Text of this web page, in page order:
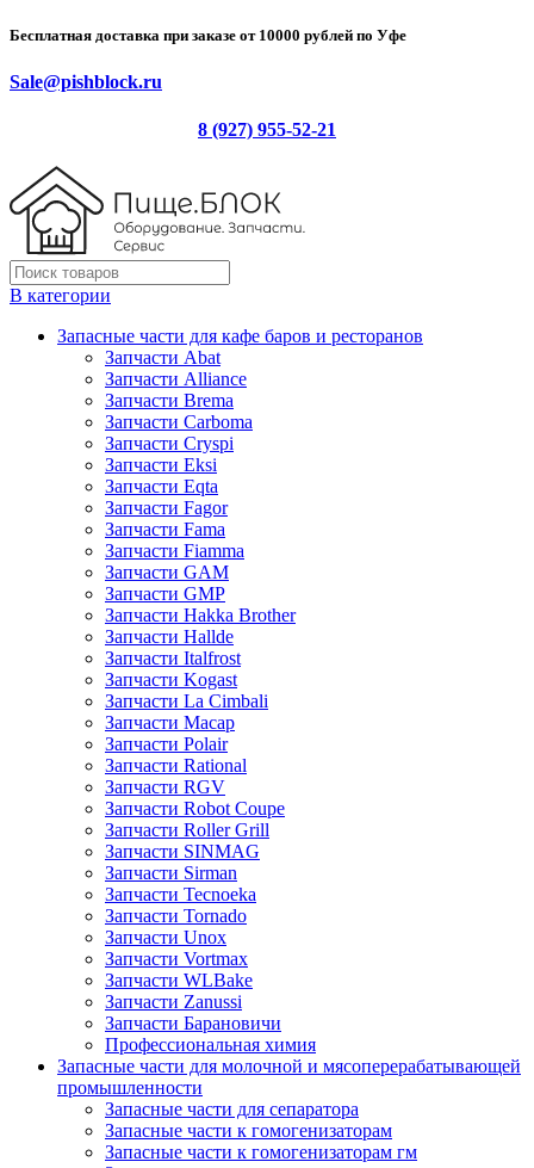
Бесплатная доставка при заказе от 10000 рублей по Уфе
Sale@pishblock.ru
8 (927) 955-52-21
В категории
Запасные части для кафе баров и ресторанов
Запчасти Abat
Запчасти Alliance
Запчасти Brema
Запчасти Carboma
Запчасти Cryspi
Запчасти Eksi
Запчасти Eqta
Запчасти Fagor
Запчасти Fama
Запчасти Fiamma
Запчасти GAM
Запчасти GMP
Запчасти Hakka Brother
Запчасти Hallde
Запчасти Italfrost
Запчасти Kogast
Запчасти La Cimbali
Запчасти Macap
Запчасти Polair
Запчасти Rational
Запчасти RGV
Запчасти Robot Coupe
Запчасти Roller Grill
Запчасти SINMAG
Запчасти Sirman
Запчасти Tecnoeka
Запчасти Tornado
Запчасти Unox
Запчасти Vortmax
Запчасти WLBake
Запчасти Zanussi
Запчасти Барановичи
Профессиональная химия
Запасные части для молочной и мясоперерабатывающей
промышленности
Запасные части для сепаратора
Запасные части к гомогенизаторам
Запасные части к гомогенизаторам гм